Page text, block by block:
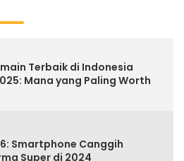
Terbaik di Indonesia
Mana yang Paling Worth
Smartphone Canggih
Super di 2024